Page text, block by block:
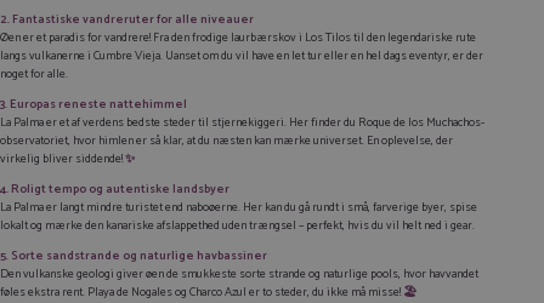
2. Fantastiske vandreruter for alle niveauer
Øen er et paradis for vandrere! Fra den frodige laurbærskov i Los Tilos til den legendariske rute
langs vulkanerne i Cumbre Vieja. Uanset om du vil have en let tur eller en hel dags eventyr, er der
noget for alle.
3. Europas reneste nattehimmel
La Palma er et af verdens bedste steder til stjernekiggeri. Her finder du Roque de los Muchachos-
observatoriet, hvor himlen er så klar, at du næsten kan mærke universet. En oplevelse, der
virkelig bliver siddende!✨
4. Roligt tempo og autentiske landsbyer
La Palma er langt mindre turistet end naboøerne. Her kan du gå rundt i små, farverige byer, spise
lokalt og mærke den kanariske afslappethed uden trængsel – perfekt, hvis du vil helt ned i gear.
5. Sorte sandstrande og naturlige havbassiner
Den vulkanske geologi giver øen de smukkeste sorte strande og naturlige pools, hvor havvandet
føles ekstra rent. Playa de Nogales og Charco Azul er to steder, du ikke må misse!🏖️